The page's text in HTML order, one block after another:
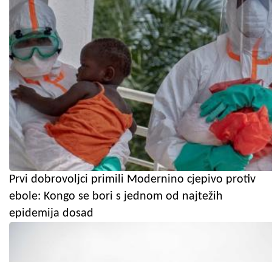
Prvi dobrovoljci primili Modernino cjepivo protiv
ebole: Kongo se bori s jednom od najtežih
epidemija dosad